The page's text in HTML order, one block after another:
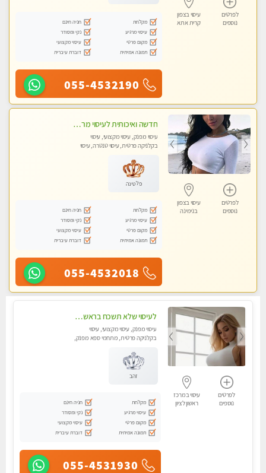
לפרטים
נוספים
עיסוי בצפון
קרית אתא
מקלחת
חניה חינם
עיסוי מרגיע
נקי ומסודר
מקום פרטי
עיסוי מקצועי
תמונה אמיתית
דוברת עיברית
055-4532190
לפרטים
נוספים
עיסוי בצפון
בנימינה
חדשה ואיכותית לעיסוי מרגיע ומפנק VIP-מומלץ לחלוטין! פרטי! ​​​​​​ Highly recommended
עיסוי מפנק, עיסוי מקצועי, עיסוי
בקלניקה פרטית, עיסוי טנטרה, עיסוי
פלטינה
מקלחת
חניה חינם
עיסוי מרגיע
נקי ומסודר
מקום פרטי
עיסוי מקצועי
תמונה אמיתית
דוברת עיברית
055-4532018
לפרטים
נוספים
עיסוי במרכז
ראשון לציון
לעיסוי שלא תשכח בראשון לציון
עיסוי מפנק, עיסוי מקצועי, עיסוי
בקלניקה פרטית, מתחמי ספא מפנק,
זהב
מקלחת
חניה חינם
עיסוי מרגיע
נקי ומסודר
מקום פרטי
עיסוי מקצועי
תמונה אמיתית
דוברת עיברית
055-4531930